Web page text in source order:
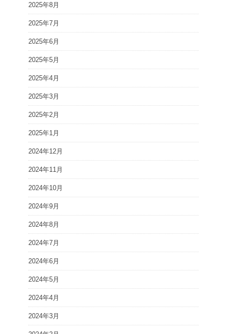
2025年8月
2025年7月
2025年6月
2025年5月
2025年4月
2025年3月
2025年2月
2025年1月
2024年12月
2024年11月
2024年10月
2024年9月
2024年8月
2024年7月
2024年6月
2024年5月
2024年4月
2024年3月